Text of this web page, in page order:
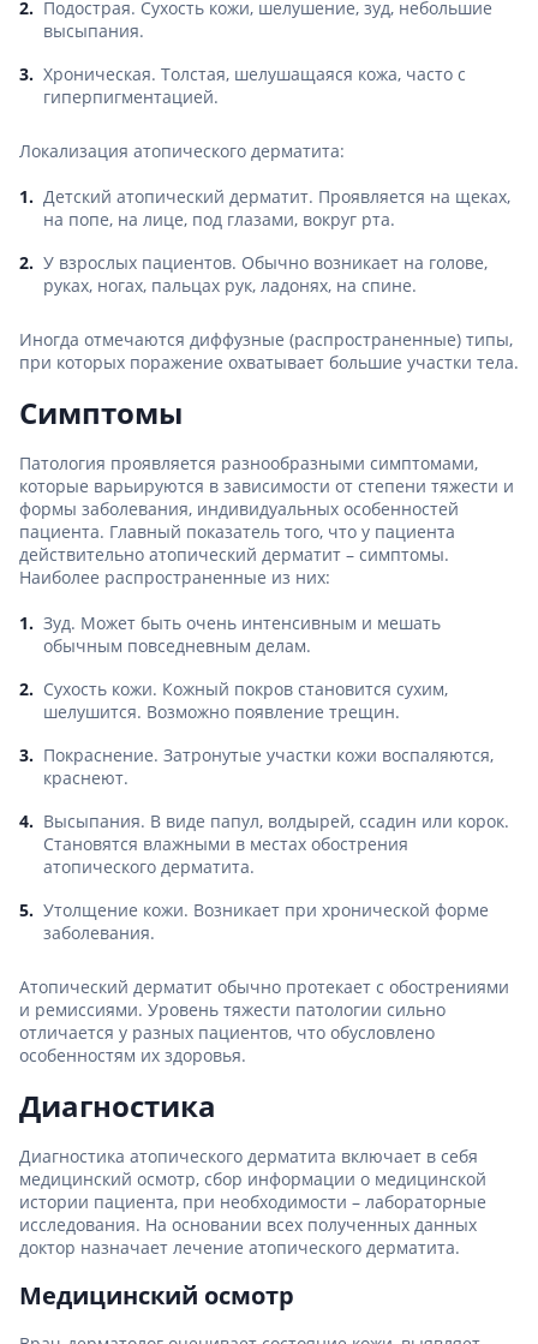
Подострая. Сухость кожи, шелушение, зуд, небольшие
высыпания.
Хроническая. Толстая, шелушащаяся кожа, часто с
гиперпигментацией.
Локализация атопического дерматита:
Детский атопический дерматит. Проявляется на щеках,
на попе, на лице, под глазами, вокруг рта.
У взрослых пациентов. Обычно возникает на голове,
руках, ногах, пальцах рук, ладонях, на спине.
Иногда отмечаются диффузные (распространенные) типы,
при которых поражение охватывает большие участки тела.
Симптомы
Патология проявляется разнообразными симптомами,
которые варьируются в зависимости от степени тяжести и
формы заболевания, индивидуальных особенностей
пациента. Главный показатель того, что у пациента
действительно атопический дерматит – симптомы.
Наиболее распространенные из них:
Зуд. Может быть очень интенсивным и мешать
обычным повседневным делам.
Сухость кожи. Кожный покров становится сухим,
шелушится. Возможно появление трещин.
Покраснение. Затронутые участки кожи воспаляются,
краснеют.
Высыпания. В виде папул, волдырей, ссадин или корок.
Становятся влажными в местах обострения
атопического дерматита.
Утолщение кожи. Возникает при хронической форме
заболевания.
Атопический дерматит обычно протекает с обострениями
и ремиссиями. Уровень тяжести патологии сильно
отличается у разных пациентов, что обусловлено
особенностям их здоровья.
Диагностика
Диагностика атопического дерматита включает в себя
медицинский осмотр, сбор информации о медицинской
истории пациента, при необходимости – лабораторные
исследования. На основании всех полученных данных
доктор назначает лечение атопического дерматита.
Медицинский осмотр